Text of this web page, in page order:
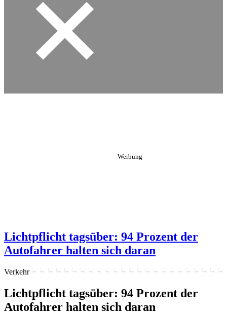
Lichtpflicht tagsüber: 94 Prozent der
Autofahrer halten sich daran
Verkehr
Lichtpflicht tagsüber: 94 Prozent der
Autofahrer halten sich daran